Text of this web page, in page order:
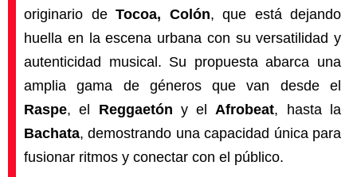
originario de Tocoa, Colón, que está dejando
huella en la escena urbana con su versatilidad y
autenticidad musical. Su propuesta abarca una
amplia gama de géneros que van desde el
Raspe, el Reggaetón y elAfrobeat, hasta la
Bachata, demostrando una capacidad única para
fusionar ritmos y conectar con el público.